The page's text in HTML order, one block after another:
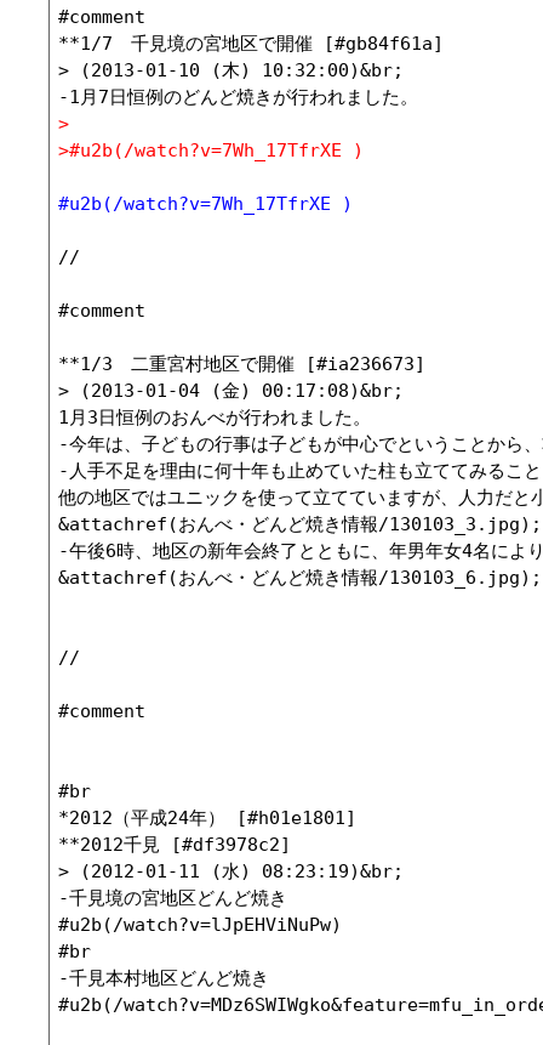
#comment
**1/7　千見境の宮地区で開催 [#gb84f61a]
> (2013-01-10 (木) 10:32:00)&br;
>
>#u2b(/watch?v=7Wh_17TfrXE )
#u2b(/watch?v=7Wh_17TfrXE )
//
#comment
**1/3　二重宮村地区で開催 [#ia236673]
> (2013-01-04 (金) 00:17:08)&br;
1月3日恒例のおんべが行われました。
-今年は、子どもの行事は子どもが中心でということから
-人手不足を理由に何十年も止めていた柱も立ててみるこ
他の地区ではユニックを使って立てていますが、人力だと
&attachref(おんべ・どんど焼き情報/
-午後6時、地区の新年会終了とともに、年男年女4名によ
&attachref(おんべ・どんど焼き情報/
//
#comment
#br
*2012（平成24年） [#h01e1801]
**2012千見 [#df3978c2]
> (2012-01-11 (水) 08:23:19)&br;
-千見境の宮地区どんど焼き
#u2b(/watch?v=lJpEHViNuPw)
#br
-千見本村地区どんど焼き
#u2b(/